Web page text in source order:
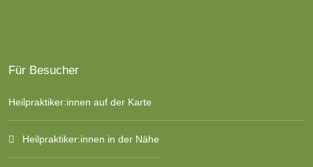
Für Besucher
Heilpraktiker:innen auf der Karte
Heilpraktiker:innen in der Nähe